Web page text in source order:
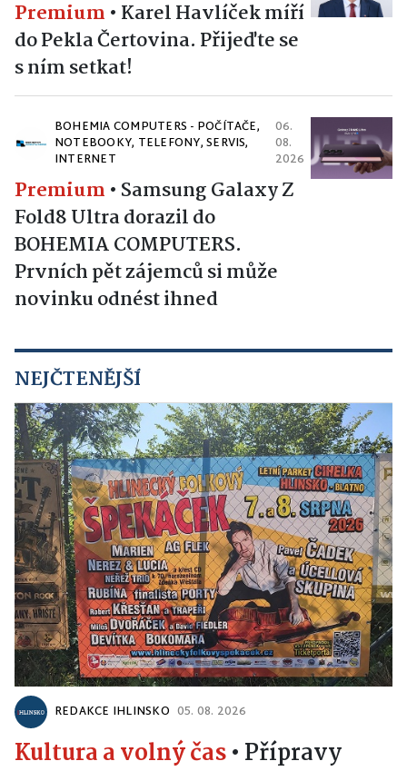
Premium • Karel Havlíček míří
do Pekla Čertovina. Přijeďte se
s ním setkat!
BOHEMIA COMPUTERS - POČÍTAČE,
NOTEBOOKY, TELEFONY, SERVIS,
INTERNET
06.
08.
2026
Premium • Samsung Galaxy Z
Fold8 Ultra dorazil do
BOHEMIA COMPUTERS.
Prvních pět zájemců si může
novinku odnést ihned
NEJČTENĚJŠÍ
REDAKCE IHLINSKO 05. 08. 2026
Kultura a volný čas• Přípravy